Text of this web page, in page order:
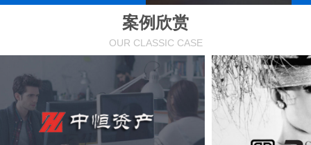
案例欣赏
OUR CLASSIC CASE